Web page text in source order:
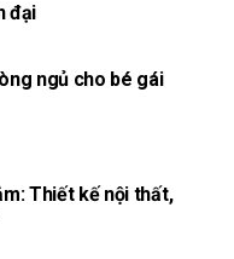
đại
ngủ cho bé gái
Thiết kế nội thất,